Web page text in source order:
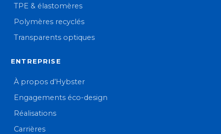
TPE & élastomères
Polymères recyclés
Transparents optiques
ENTREPRISE
À propos d’Hybster
Engagements éco-design
Réalisations
Carrières